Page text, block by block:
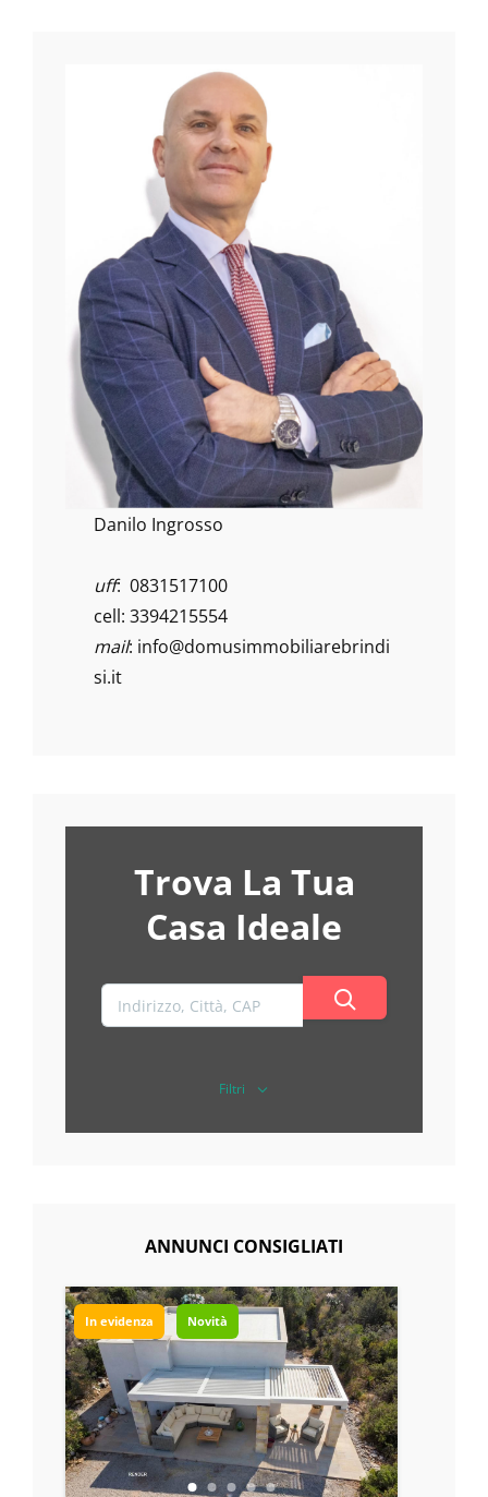
Danilo Ingrosso
uff: 0831517100
cell: 3394215554
mail: info@domusimmobiliarebrindi
si.it
Trova La Tua
Casa Ideale
Filtri
ANNUNCI CONSIGLIATI
In evidenza Novità